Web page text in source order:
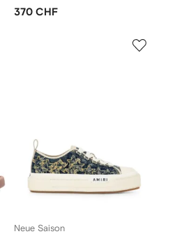
370 CHF
Neue Saison